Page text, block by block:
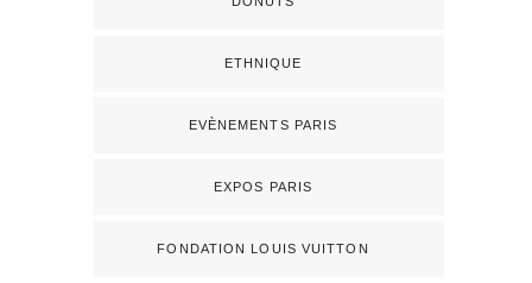
ETHNIQUE
EVÈNEMENTS PARIS
EXPOS PARIS
FONDATION LOUIS VUITTON